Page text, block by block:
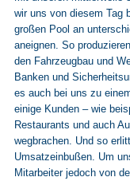
wir uns von diesem Tag
großen Pool an
aneignen. So
den Fahrzeugbau und
Banken und
es auch bei uns zu
einige Kunden – wie
Restaurants und auch
wegbrachen. Und so
Umsatzeinbußen. Um
Mitarbeiter jedoch von